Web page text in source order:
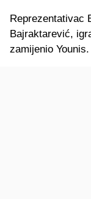
Reprezentativac
Bajraktarević,
zamijenio Younis.